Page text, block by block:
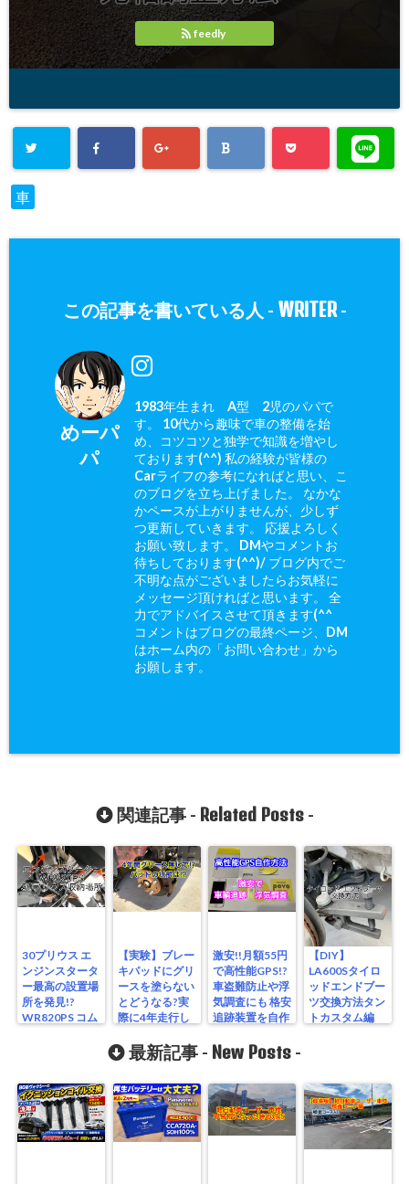
feedly
車
この記事を書いている人 - WRITER-
めーパ
パ
1983年生まれ A型 2児のパパで
す。 10代から趣味で車の整備を始
め、コツコツと独学で知識を増やし
ております(^^) 私の経験が皆様の
Carライフの参考になればと思い、こ
のブログを立ち上げました。 なかな
かペースが上がりませんが、少しず
つ更新していきます。 応援よろしく
お願い致します。 DMやコメントお
待ちしております(^^)/ ブログ内でご
不明な点がございましたらお気軽に
メッセージ頂ければと思います。 全
力でアドバイスさせて頂きます(^^ゞ
コメントはブログの最終ページ、DM
はホーム内の「お問い合わせ」から
お願します。
関連記事 - Related Posts-
30プリウス エ
ンジンスタータ
ー最高の設置場
所を発見!?
WR820PS コム
【実験】ブレー
キパッドにグリ
ースを塗らない
とどうなる?実
際に4年走行し
激安!!月額55円
で高性能GPS!?
車盗難防止や浮
気調査にも 格安
追跡装置を自作
リウス
【DIY】
LA600Sタイロ
ッドエンドブー
ツ交換方法タン
トカスタム編
最新記事 - New Posts -